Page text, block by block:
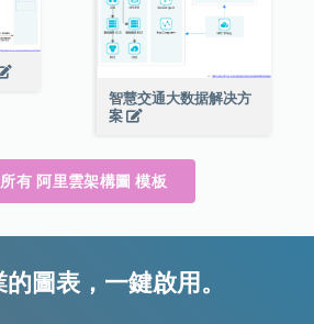
智慧交通大数据解决方
案
有 阿里雲架構圖 模板
圖表，一鍵啟用。